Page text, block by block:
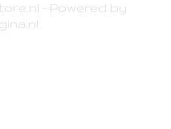
- Powered by